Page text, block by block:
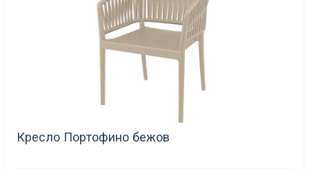
Кресло Портофино бежов